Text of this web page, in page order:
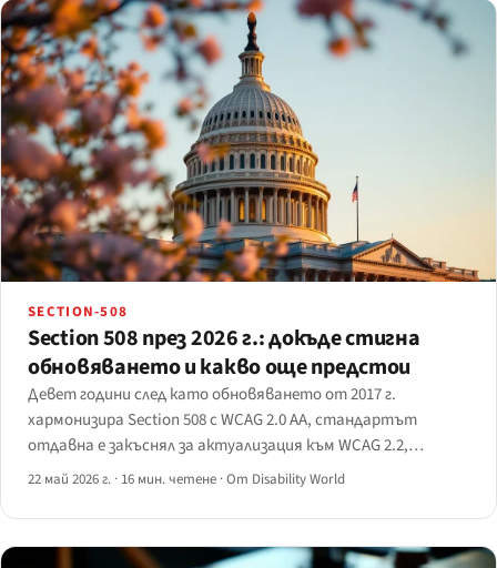
SECTION-508
Section 508 през 2026 г.: докъде стигна
обновяването и какво още предстои
Девет години след като обновяването от 2017 г.
хармонизира Section 508 с WCAG 2.0 AA, стандартът
отдавна е закъснял за актуализация към WCAG 2.2,
разширяване на обхвата за обществени поръчки на ИИ, а
сетне започва да очертава какво следва.
22 май 2026 г. · 16 мин. четене ·От Disability World